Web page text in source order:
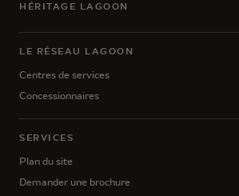
HÉRITAGE LAGOON
LE RÉSEAU LAGOON
Centres de services
Concessionnaires
SERVICES
Plan du site
Demander une brochure